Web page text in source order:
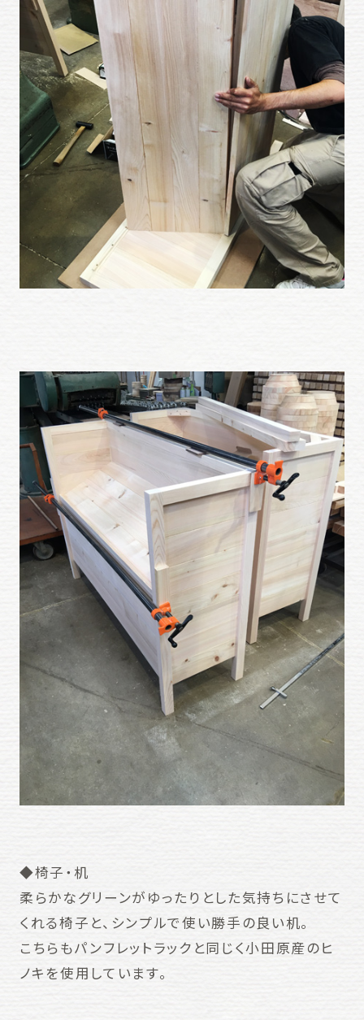
◆椅子・机
柔らかなグリーンがゆったりとした気持ちにさせて
くれる椅子と、シンプルで使い勝手の良い机。
こちらもパンフレットラックと同じく小田原産のヒ
ノキを使用しています。